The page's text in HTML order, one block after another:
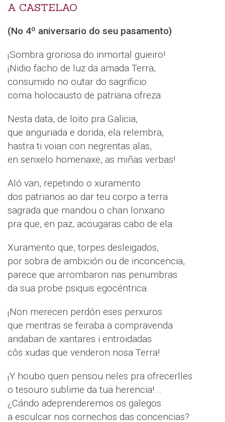
A CASTELAO
(No 4º aniversario do seu pasamento)
¡Sombra groriosa do inmortal guieiro!
¡Nidio facho de luz da amada Terra,
consumido no outar do sagrificio
coma holocausto de patriana ofreza:
Nesta data, de loito pra Galicia,
que anguriada e dorida, ela relembra,
hastra ti voian con negrentas alas,
en senxelo homenaxe, as miñas verbas!
Aló van, repetindo o xuramento
dos patrianos ao dar teu corpo a terra
sagrada que mandou o chan lonxano
pra que, en paz, acougaras cabo de ela.
Xuramento que, torpes desleigados,
por sobra de ambición ou de inconcencia,
parece que arrombaron nas penumbras
da sua probe psiquis egocéntrica.
¡Non merecen perdón eses perxuros
que mentras se feiraba a compravenda
andaban de xantares i entroidadas
côs xudas que venderon nosa Terra!
¡Y houbo quen pensou neles pra ofrecerlles
o tesouro sublime da tua herencia!...
¿Cándo adeprenderemos os galegos
a esculcar nos cornechos das concencias?